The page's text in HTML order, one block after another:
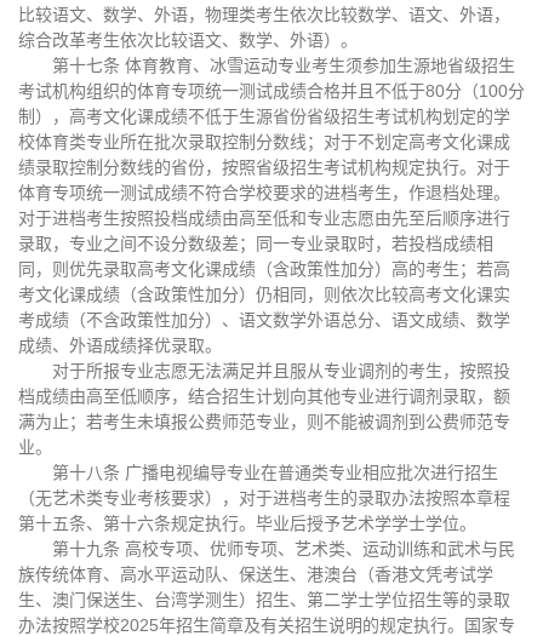
比较语文、数学、外语，物理类考生依次比较数学、语文、外语，
综合改革考生依次比较语文、数学、外语）。
第十七条 体育教育、冰雪运动专业考生须参加生源地省级招生
考试机构组织的体育专项统一测试成绩合格并且不低于80分（100分
制），高考文化课成绩不低于生源省份省级招生考试机构划定的学
校体育类专业所在批次录取控制分数线；对于不划定高考文化课成
绩录取控制分数线的省份，按照省级招生考试机构规定执行。对于
体育专项统一测试成绩不符合学校要求的进档考生，作退档处理。
对于进档考生按照投档成绩由高至低和专业志愿由先至后顺序进行
录取，专业之间不设分数级差；同一专业录取时，若投档成绩相
同，则优先录取高考文化课成绩（含政策性加分）高的考生；若高
考文化课成绩（含政策性加分）仍相同，则依次比较高考文化课实
考成绩（不含政策性加分）、语文数学外语总分、语文成绩、数学
成绩、外语成绩择优录取。
对于所报专业志愿无法满足并且服从专业调剂的考生，按照投
档成绩由高至低顺序，结合招生计划向其他专业进行调剂录取，额
满为止；若考生未填报公费师范专业，则不能被调剂到公费师范专
业。
第十八条 广播电视编导专业在普通类专业相应批次进行招生
（无艺术类专业考核要求），对于进档考生的录取办法按照本章程
第十五条、第十六条规定执行。毕业后授予艺术学学士学位。
第十九条 高校专项、优师专项、艺术类、运动训练和武术与民
族传统体育、高水平运动队、保送生、港澳台（香港文凭考试学
生、澳门保送生、台湾学测生）招生、第二学士学位招生等的录取
办法按照学校2025年招生简章及有关招生说明的规定执行。国家专